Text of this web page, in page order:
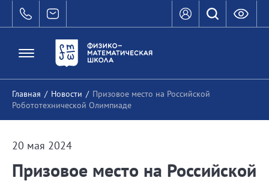
Главная / Новости / Призовое место на Российской
Робототехнической Олимпиаде
20 мая 2024
Призовое место на Российской